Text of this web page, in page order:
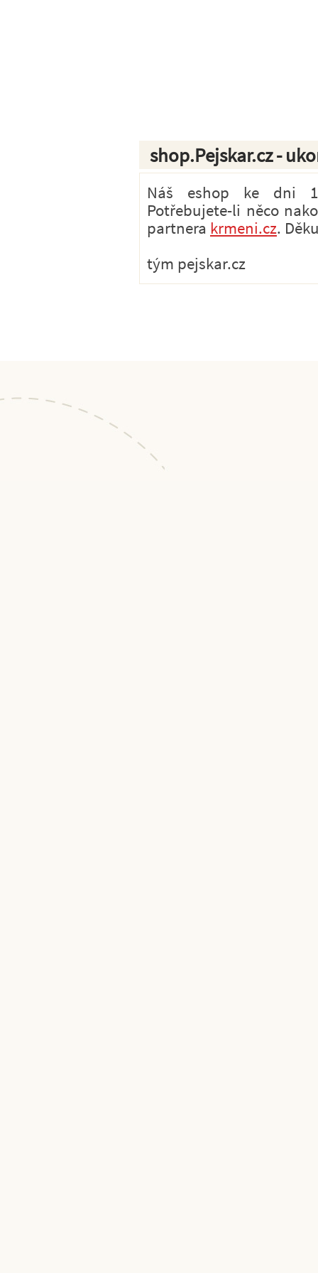
shop.Pejskar.cz -
Náš eshop ke dni
Potřebujete-li něco
partnera krmeni.cz.
tým pejskar.cz